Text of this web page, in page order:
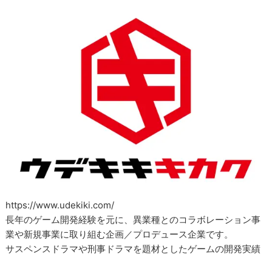
https://www.udekiki.com/
長年のゲーム開発経験を元に、異業種とのコラボレーション事
業や新規事業に取り組む企画／プロデュース企業です。
サスペンスドラマや刑事ドラマを題材としたゲームの開発実績